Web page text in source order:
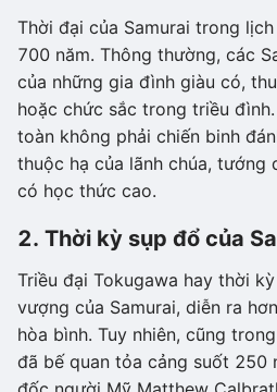
Thời đại của Samurai trong
700 năm. Thông thường, các
của những gia đình giàu có,
hoặc chức sắc trong triều
toàn không phải chiến binh
thuộc hạ của lãnh chúa, tướng
có học thức cao.
2. Thời kỳ sụp đổ của
Triều đại Tokugawa hay thời
vượng của Samurai, diễn ra
hòa bình. Tuy nhiên, cũng
đã bế quan tỏa cảng suốt 250